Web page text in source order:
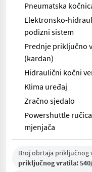
Pneumatska
Elektronsko-
podizni sistem
Prednje priključno
(kardan)
Hidraulični kočni
Klima uređaj
Zračno sjedalo
Powershuttle ručica
mjenjača
Broj obrtaja
priključnog vratila: